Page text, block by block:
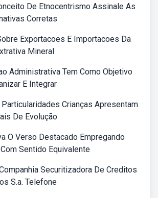
De Etnocentrismo Assinale As
Corretas
Exportacoes E Importacoes Da
Mineral
Administrativa Tem Como Objetivo
E Integrar
Crianças Apresentam
De Evolução
O Verso Destacado Empregando
Sentido Equivalente
Securitizadora De Creditos
S.a. Telefone